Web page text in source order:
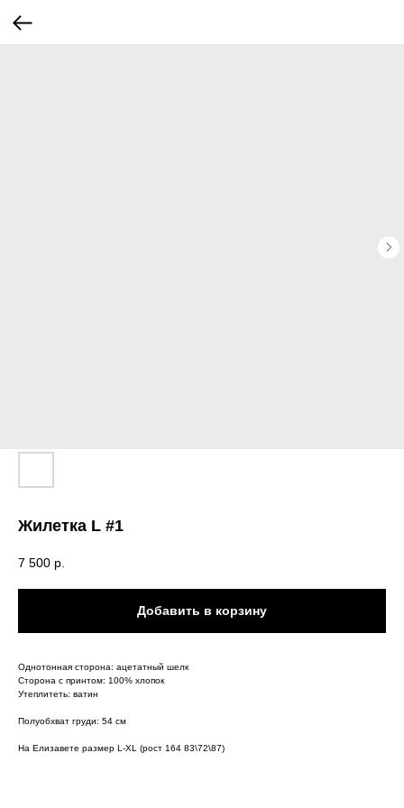
Жилетка L #1
7 500 р.
Добавить в корзину
Однотонная сторона: ацетатный шелк
Сторона с принтом: 100% хлопок
Утеплитеть: ватин
Полуобхват груди: 54 см
На Елизавете размер L-XL (рост 164 83\72\87)